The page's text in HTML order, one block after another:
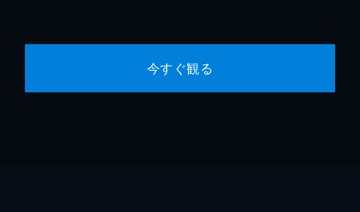
今すぐ観る